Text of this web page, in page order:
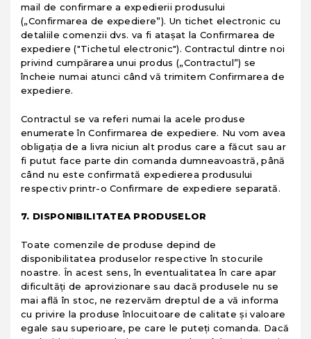
mail de confirmare a expedierii produsului
(„Confirmarea de expediere”). Un tichet electronic cu
detaliile comenzii dvs. va fi ataşat la Confirmarea de
expediere ("Tichetul electronic"). Contractul dintre noi
privind cumpărarea unui produs („Contractul”) se
încheie numai atunci când vă trimitem Confirmarea de
expediere.
Contractul se va referi numai la acele produse
enumerate în Confirmarea de expediere. Nu vom avea
obligaţia de a livra niciun alt produs care a făcut sau ar
fi putut face parte din comanda dumneavoastră, până
când nu este confirmată expedierea produsului
respectiv printr-o Confirmare de expediere separată.
7. DISPONIBILITATEA PRODUSELOR
Toate comenzile de produse depind de
disponibilitatea produselor respective în stocurile
noastre. În acest sens, în eventualitatea în care apar
dificultăţi de aprovizionare sau dacă produsele nu se
mai află în stoc, ne rezervăm dreptul de a vă informa
cu privire la produse înlocuitoare de calitate şi valoare
egale sau superioare, pe care le puteţi comanda. Dacă